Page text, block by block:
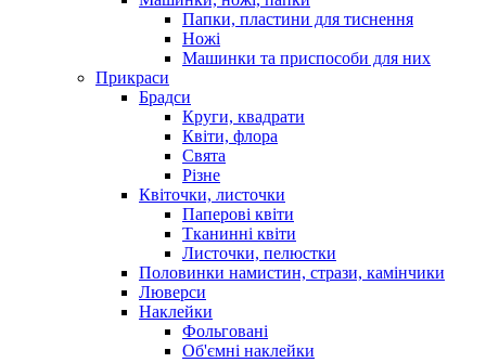
Папки, пластини для тиснення
Ножі
Машинки та приспособи для них
Прикраси
Брадси
Круги, квадрати
Квіти, флора
Свята
Різне
Квіточки, листочки
Паперові квіти
Тканинні квіти
Листочки, пелюстки
Половинки намистин, стрази, камінчики
Люверси
Наклейки
Фольговані
Об'ємні наклейки